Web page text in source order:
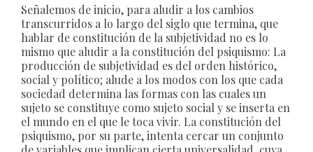
Señalemos de inicio, para aludir a los cambios
transcurridos a lo largo del siglo que termina, que
hablar de constitución de la subjetividad no es lo
mismo que aludir a la constitución del psiquismo: La
producción de subjetividad es del orden histórico,
social y político; alude a los modos con los que cada
sociedad determina las formas con las cuales un
sujeto se constituye como sujeto social y se inserta en
el mundo en el que le toca vivir. La constitución del
psiquismo, por su parte, intenta cercar un conjunto